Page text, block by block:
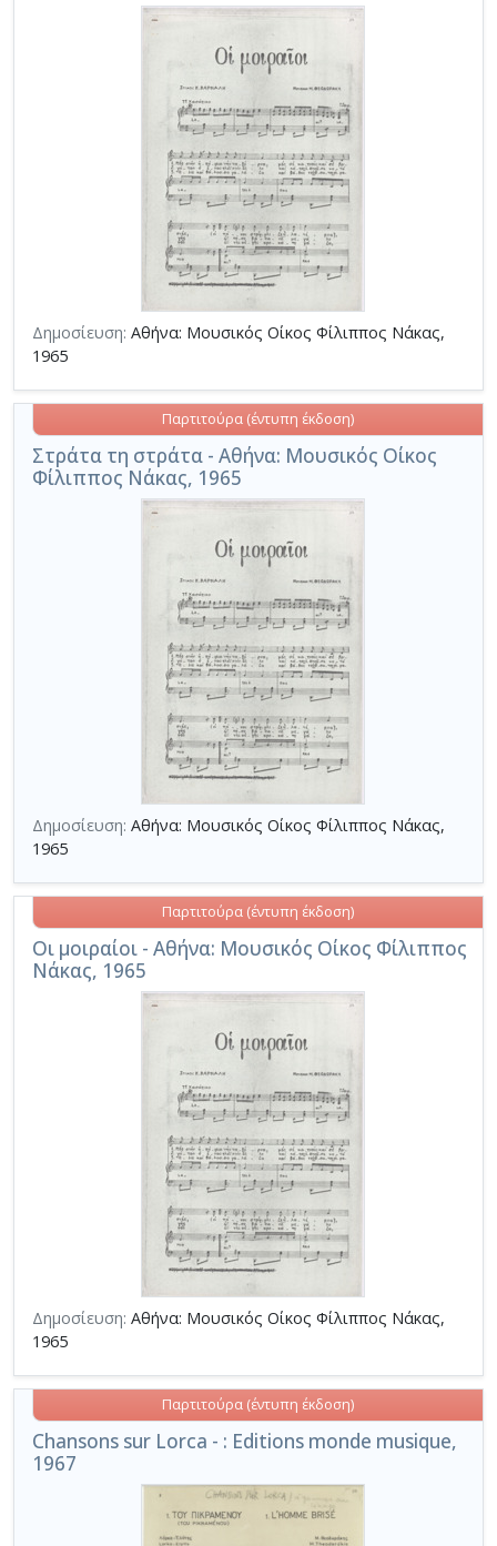
Δημοσίευση: Αθήνα: Μουσικός Οίκος Φίλιππος Νάκας,
1965
Στράτα τη στράτα - Αθήνα: Μουσικός Οίκος
Φίλιππος Νάκας, 1965
Παρτιτούρα (έντυπη έκδοση)
Δημοσίευση: Αθήνα: Μουσικός Οίκος Φίλιππος Νάκας,
1965
Οι μοιραίοι - Αθήνα: Μουσικός Οίκος Φίλιππος
Νάκας, 1965
Παρτιτούρα (έντυπη έκδοση)
Δημοσίευση: Αθήνα: Μουσικός Οίκος Φίλιππος Νάκας,
1965
Chansons sur Lorca - : Editions monde musique,
1967
Παρτιτούρα (έντυπη έκδοση)